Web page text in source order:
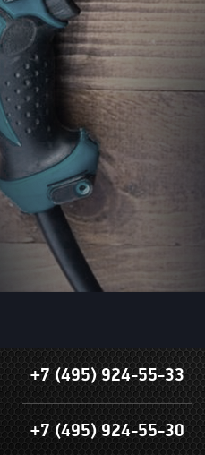
+7 (495) 924-55-33
+7 (495) 924-55-30